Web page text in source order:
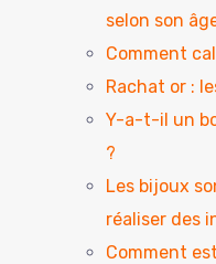
selon son
Comment
Rachat or :
Y-a-t-il un
?
Les bijoux
réaliser des
Comment